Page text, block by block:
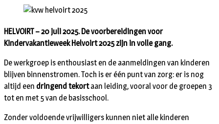
HELVOIRT – 20 juli 2025. De voorbereidingen voor
Kindervakantieweek Helvoirt 2025 zijn in volle gang.
De werkgroep is enthousiast en de aanmeldingen van kinderen
blijven binnenstromen. Toch is er één punt van zorg: er is nog
altijd een dringend tekortaan leiding, vooral voor de groepen 3
tot en met 5 van de basisschool.
Zonder voldoende vrijwilligers kunnen niet alle kinderen